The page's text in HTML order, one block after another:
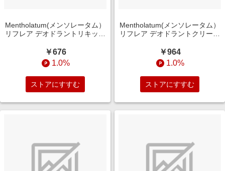
Mentholatum(メンソレータム）
リフレア デオドラントリキッド
30mL)
￥676
1.0%
ストアにすすむ
Mentholatum(メンソレータム）
リフレア デオドラントクリーム
(55g)
￥964
1.0%
ストアにすすむ